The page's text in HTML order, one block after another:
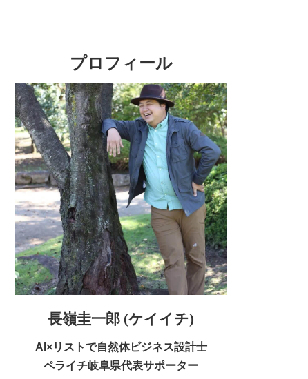
プロフィール
長嶺圭一郎 (ケイイチ)
AI×リストで自然体ビジネス設計士
ペライチ岐阜県代表サポーター